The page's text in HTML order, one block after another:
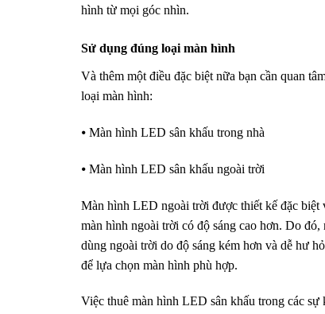
hình từ mọi góc nhìn.
Sử dụng đúng loại màn hình
Và thêm một điều đặc biệt nữa bạn cần quan
loại màn hình:
⦁ Màn hình LED sân khấu trong nhà
⦁ Màn hình LED sân khấu ngoài trời
Màn hình LED ngoài trời được thiết kế đặc
màn hình ngoài trời có độ sáng cao hơn. Do
dùng ngoài trời do độ sáng kém hơn và dễ hư
để lựa chọn màn hình phù hợp.
Việc thuê màn hình LED sân khấu trong các